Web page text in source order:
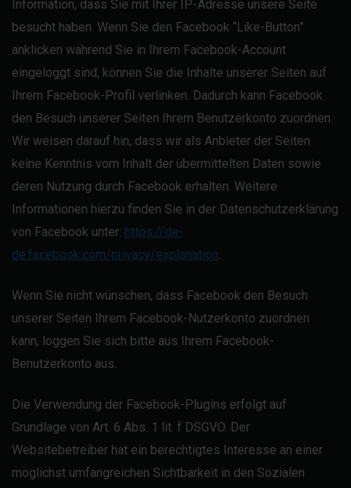
Information, dass Sie mit Ihrer IP-Adresse unsere Seite
besucht haben. Wenn Sie den Facebook “Like-Button”
anklicken während Sie in Ihrem Facebook-Account
eingeloggt sind, können Sie die Inhalte unserer Seiten auf
Ihrem Facebook-Profil verlinken. Dadurch kann Facebook
den Besuch unserer Seiten Ihrem Benutzerkonto zuordnen.
Wir weisen darauf hin, dass wir als Anbieter der Seiten
keine Kenntnis vom Inhalt der übermittelten Daten sowie
deren Nutzung durch Facebook erhalten. Weitere
Informationen hierzu finden Sie in der Datenschutzerklärung
von Facebook unter: https://de-
de.facebook.com/privacy/explanation
Wenn Sie nicht wünschen, dass Facebook den Besuch
unserer Seiten Ihrem Facebook-Nutzerkonto zuordnen
kann, loggen Sie sich bitte aus Ihrem Facebook-
Benutzerkonto aus.
Die Verwendung der Facebook-Plugins erfolgt auf
Grundlage von Art. 6 Abs. 1 lit. f DSGVO. Der
Websitebetreiber hat ein berechtigtes Interesse an einer
möglichst umfangreichen Sichtbarkeit in den Sozialen